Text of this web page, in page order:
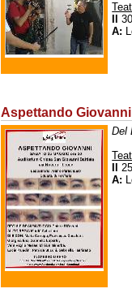
A:
Aspettando Giovanni
Del
A: